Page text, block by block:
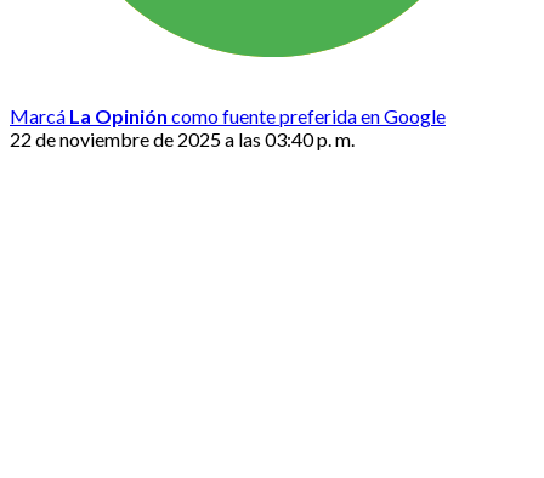
Marcá La Opinión como fuente preferida en Google
22 de noviembre de 2025 a las 03:40 p. m.